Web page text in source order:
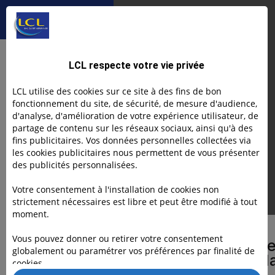
arrière
mon
d'une
Je transmets
Évaluation d'une
entreprise : les
différentes
méthodes
Eve GERMAIN16.10.25
DANS CET ARTICLE
Text Link
Pourquoi évaluer
entreprise avant de
LCL respecte votre vie privée
LCL utilise des cookies sur ce site à des fins de bon
fonctionnement du site, de sécurité, de mesure d'audience,
d'analyse, d'amélioration de votre expérience utilisateur, de
partage de contenu sur les réseaux sociaux, ainsi qu'à des
fins publicitaires. Vos données personnelles collectées via
les cookies publicitaires nous permettent de vous présenter
des publicités personnalisées.
Votre consentement à l'installation de cookies non
strictement nécessaires est libre et peut être modifié à tout
moment.
Vous pouvez donner ou retirer votre consentement
globalement ou paramétrer vos préférences par finalité de
cookies.